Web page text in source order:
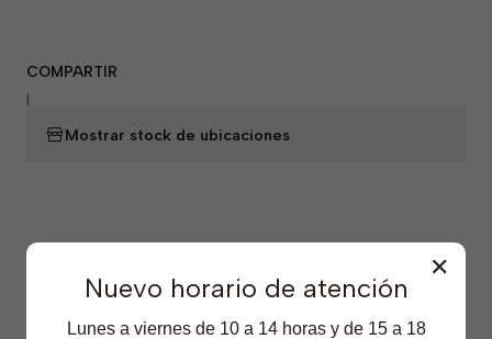
COMPARTIR
|
Mostrar stock de ubicaciones
Productos Destacados
✕
Nuevo horario de atención
Lunes a viernes de 10 a 14 horas y de 15 a 18